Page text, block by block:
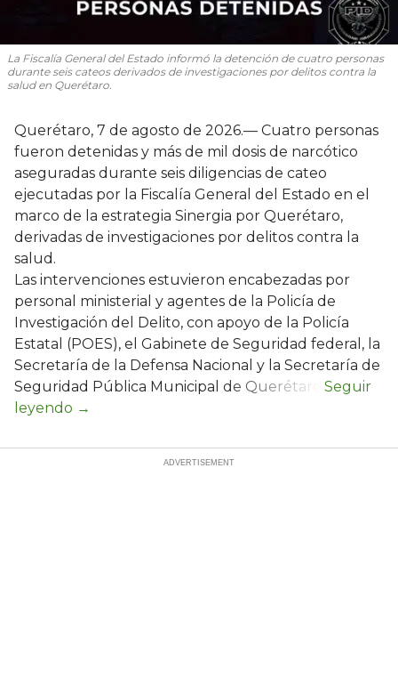
La Fiscalía General del Estado informó la detención de cuatro personas
durante seis cateos derivados de investigaciones por delitos contra la
salud en Querétaro.
Querétaro, 7 de agosto de 2026.— Cuatro personas
fueron detenidas y más de mil dosis de narcótico
aseguradas durante seis diligencias de cateo
ejecutadas por la Fiscalía General del Estado en el
marco de la estrategia Sinergia por Querétaro,
derivadas de investigaciones por delitos contra la
salud.
Las intervenciones estuvieron encabezadas por
personal ministerial y agentes de la Policía de
Investigación del Delito, con apoyo de la Policía
Estatal (POES), el Gabinete de Seguridad federal, la
Secretaría de la Defensa Nacional y la Secretaría de
Seguridad Pública Municipal de Querétaro.